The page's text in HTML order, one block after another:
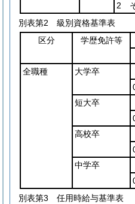
2 そ
別表第2 級別資格基準表
区分
学歴免許等
全職種
大学卒
短大卒
高校卒
中学卒
別表第3 任用時給与基準表